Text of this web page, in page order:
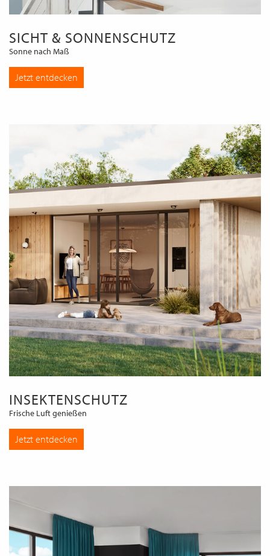
SICHT & SONNENSCHUTZ
Sonne nach Maß
Jetzt entdecken
INSEKTENSCHUTZ
Frische Luft genießen
Jetzt entdecken